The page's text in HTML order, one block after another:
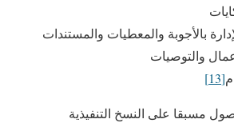
بالأجوبة والمعطيات والمستندات
والتوصيات
[13]
مسبقا على النسخ التنفيذية